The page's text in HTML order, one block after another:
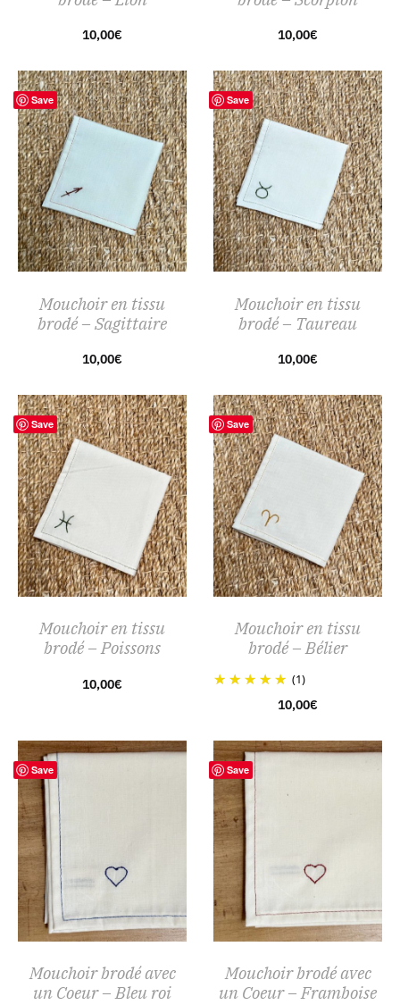
10,00€ 10,00€
Save
Mouchoir en tissu
brodé – Sagittaire
10,00€
Save
Mouchoir en tissu
brodé – Taureau
10,00€
Save
Mouchoir en tissu
brodé – Poissons
10,00€
Save
Mouchoir en tissu
brodé – Bélier
(1)
10,00€
Save
Mouchoir brodé avec
un Coeur – Bleu roi
Save
Mouchoir brodé avec
un Coeur – Framboise